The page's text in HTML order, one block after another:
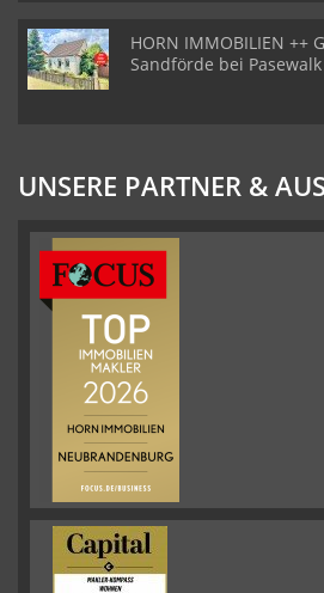
HORN IMMOBILIEN ++
Sandförde bei Pasewalk
UNSERE PARTNER &